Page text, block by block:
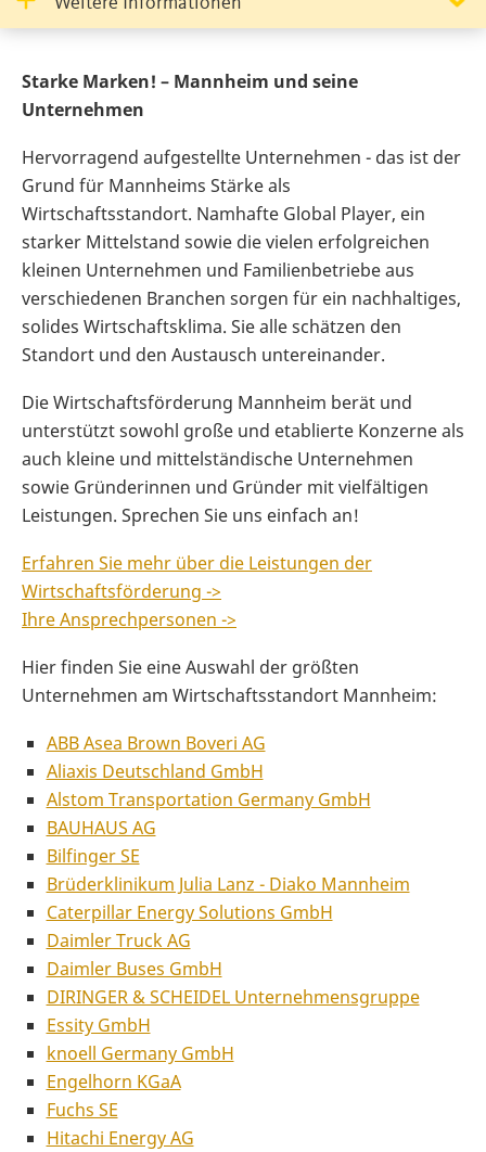
Starke Marken! – Mannheim und seine
Unternehmen
Hervorragend aufgestellte Unternehmen - das ist der
Grund für Mannheims Stärke als
Wirtschaftsstandort. Namhafte Global Player, ein
starker Mittelstand sowie die vielen erfolgreichen
kleinen Unternehmen und Familienbetriebe aus
verschiedenen Branchen sorgen für ein nachhaltiges,
solides Wirtschaftsklima. Sie alle schätzen den
Standort und den Austausch untereinander.
Die Wirtschaftsförderung Mannheim berät und
unterstützt sowohl große und etablierte Konzerne als
auch kleine und mittelständische Unternehmen
sowie Gründerinnen und Gründer mit vielfältigen
Leistungen. Sprechen Sie uns einfach an!
Erfahren Sie mehr über die Leistungen der
Wirtschaftsförderung ->
Ihre Ansprechpersonen ->
Hier finden Sie eine Auswahl der größten
Unternehmen am Wirtschaftsstandort Mannheim:
ABB Asea Brown Boveri AG
Aliaxis Deutschland GmbH
Alstom Transportation Germany GmbH
BAUHAUS AG
Bilfinger SE
Brüderklinikum Julia Lanz - Diako Mannheim
Caterpillar Energy Solutions GmbH
Daimler Truck AG
Daimler Buses GmbH
DIRINGER & SCHEIDEL Unternehmensgruppe
Essity GmbH
knoell Germany GmbH
Engelhorn KGaA
Fuchs SE
Hitachi Energy AG